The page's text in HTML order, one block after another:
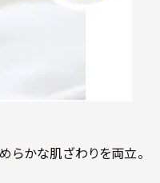
らかな肌ざわりを両立。